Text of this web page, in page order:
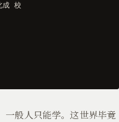
成 校
一般人只能学。这世界毕竟